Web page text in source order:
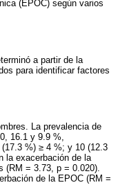
(EPOC) según varios
a partir de la
para identificar factores
La prevalencia de
16.1 y 9.9 %,
%) ≥ 4 %; y 10 (12.3
la exacerbación de la
(RM = 3.73, p = 0.020).
de la EPOC (RM =